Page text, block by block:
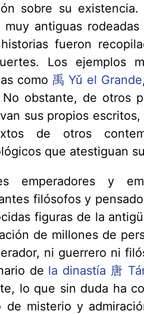
sobre su
muy antiguas
fueron
Los ejemplos
como 禹 Yǔ el Grande
obstante, de otros
sus propios
de otros
que atestiguan
emperadores y
filósofos y
figuras de la
de millones de
ni guerrero ni
de la dinastía 唐
lo que sin duda ha
de misterio y